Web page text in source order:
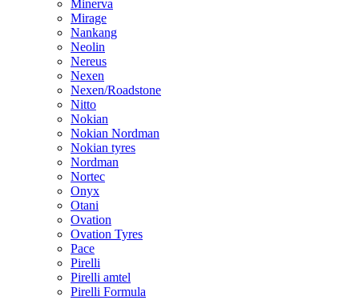
Minerva
Mirage
Nankang
Neolin
Nereus
Nexen
Nexen/Roadstone
Nitto
Nokian
Nokian Nordman
Nokian tyres
Nordman
Nortec
Onyx
Otani
Ovation
Ovation Tyres
Pace
Pirelli
Pirelli amtel
Pirelli Formula